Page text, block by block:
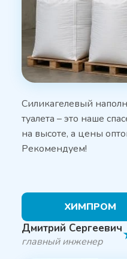
Силикагелевый
туалета – это наше
на высоте, а цены
Рекомендуем!
ХИМПРОМ
Дмитрий Сергеевич
главный инженер